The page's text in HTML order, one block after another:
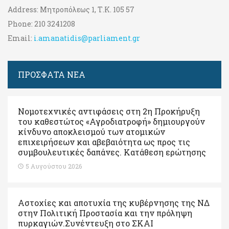
Address: Μητροπόλεως 1, Τ.Κ. 105 57
Phone: 210 3241208
Email: i.amanatidis@parliament.gr
ΠΡΟΣΦΑΤΑ ΝΕΑ
Νομοτεχνικές αντιφάσεις στη 2η Προκήρυξη
του καθεστώτος «Αγροδιατροφή» δημιουργούν
κίνδυνο αποκλεισμού των ατομικών
επιχειρήσεων και αβεβαιότητα ως προς τις
συμβουλευτικές δαπάνες. Κατάθεση ερώτησης
5 Αυγούστου 2026
Αστοχίες και αποτυχία της κυβέρνησης της ΝΔ
στην Πολιτική Προστασία και την πρόληψη
πυρκαγιών.Συνέντευξη στο ΣΚΑΙ